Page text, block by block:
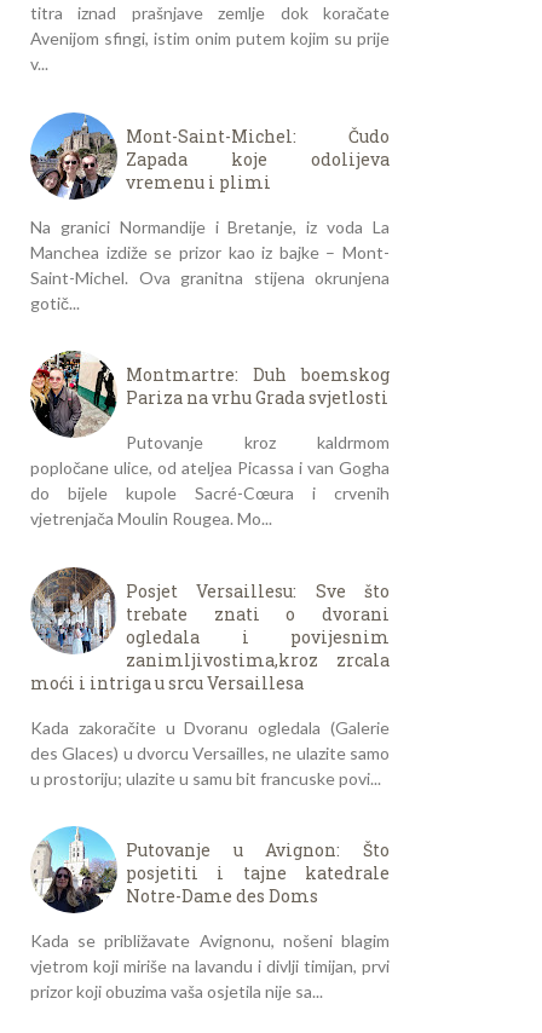
titra iznad prašnjave zemlje dok koračate
Avenijom sfingi, istim onim putem kojim su prije
v...
Mont-Saint-Michel: Čudo
Zapada koje odolijeva
vremenu i plimi
Na granici Normandije i Bretanje, iz voda La
Manchea izdiže se prizor kao iz bajke – Mont-
Saint-Michel. Ova granitna stijena okrunjena
gotič...
Montmartre: Duh boemskog
Pariza na vrhu Grada svjetlosti
Putovanje kroz kaldrmom
popločane ulice, od ateljea Picassa i van Gogha
do bijele kupole Sacré-Cœura i crvenih
vjetrenjača Moulin Rougea. Mo...
Posjet Versaillesu: Sve što
trebate znati o dvorani
ogledala i povijesnim
zanimljivostima,kroz zrcala
moći i intriga u srcu Versaillesa
Kada zakoračite u Dvoranu ogledala (Galerie
des Glaces) u dvorcu Versailles, ne ulazite samo
u prostoriju; ulazite u samu bit francuske povi...
Putovanje u Avignon: Što
posjetiti i tajne katedrale
Notre-Dame des Doms
Kada se približavate Avignonu, nošeni blagim
vjetrom koji miriše na lavandu i divlji timijan, prvi
prizor koji obuzima vaša osjetila nije sa...